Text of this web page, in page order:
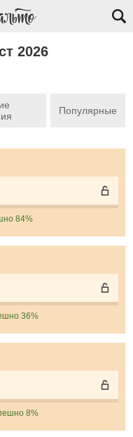
2026
Популярные
84%
36%
8%